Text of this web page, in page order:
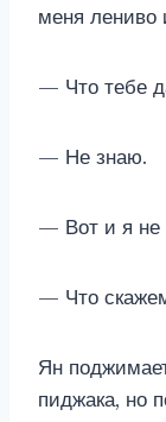
меня лениво
— Что тебе
— Не знаю.
— Вот и я не
— Что
Ян
пиджака, но